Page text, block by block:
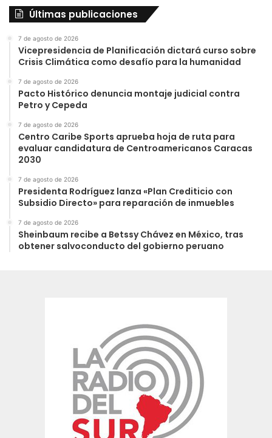
Últimas publicaciones
7 de agosto de 2026
Vicepresidencia de Planificación dictará curso sobre
Crisis Climática como desafío para la humanidad
7 de agosto de 2026
Pacto Histórico denuncia montaje judicial contra
Petro y Cepeda
7 de agosto de 2026
Centro Caribe Sports aprueba hoja de ruta para
evaluar candidatura de Centroamericanos Caracas
2030
7 de agosto de 2026
Presidenta Rodríguez lanza «Plan Crediticio con
Subsidio Directo» para reparación de inmuebles
7 de agosto de 2026
Sheinbaum recibe a Betssy Chávez en México, tras
obtener salvoconducto del gobierno peruano